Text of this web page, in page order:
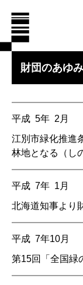
財団のあゆみ
平成 5年 2月
江別市緑化推進
林地となる
（し
平成 7年 1月
北海道知事より
平成 7年10月
第15回「全国緑